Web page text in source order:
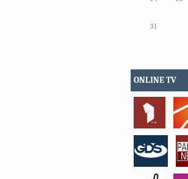
31
ONLINE TV